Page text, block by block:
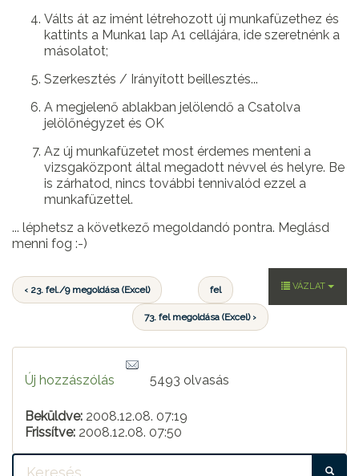
Válts át az imént létrehozott új munkafüzethez és
kattints a Munka1 lap A1 cellájára, ide szeretnénk a
másolatot;
Szerkesztés / Irányított beillesztés...
A megjelenő ablakban jelölendő a Csatolva
jelölőnégyzet és OK
Az új munkafüzetet most érdemes menteni a
vizsgaközpont által megadott névvel és helyre. Be
is zárhatod, nincs további tennivalód ezzel a
munkafüzettel.
... léphetsz a következő megoldandó pontra. Meglásd
menni fog :-)
VÁZLAT
‹ 23. fel./9 megoldása (Excel) fel
73. fel megoldása (Excel) ›
Új hozzászólás 5493 olvasás
Beküldve: 2008.12.08. 07:19
Frissítve: 2008.12.08. 07:50